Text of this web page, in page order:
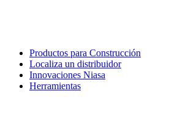
Productos para Construcción
Localiza un distribuidor
Innovaciones Niasa
Herramientas